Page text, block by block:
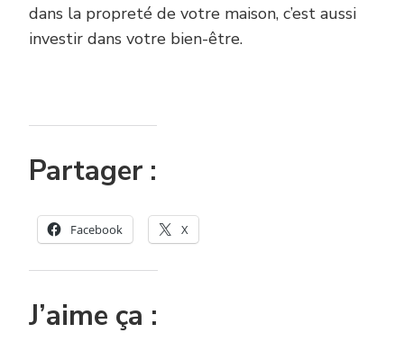
dans la propreté de votre maison, c’est aussi
investir dans votre bien-être.
Partager :
Facebook X
J’aime ça :